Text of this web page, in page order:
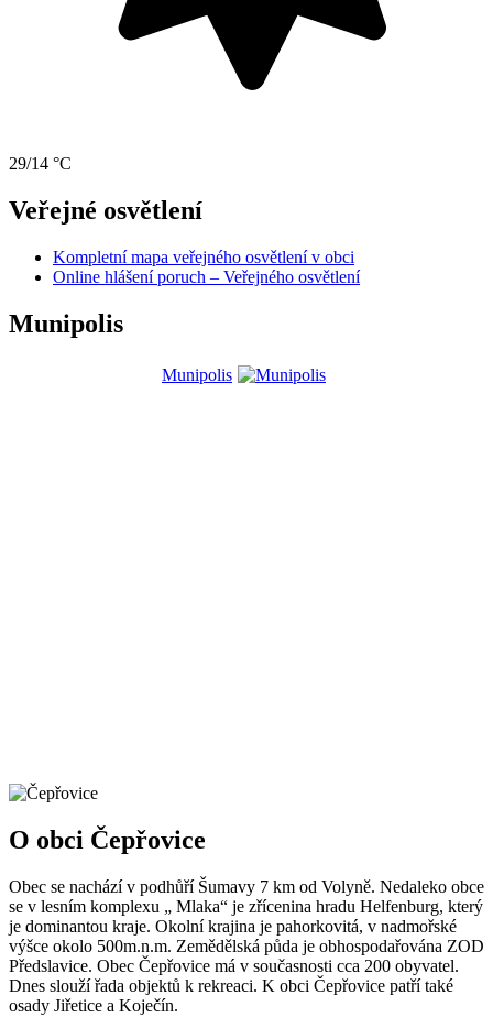
29/14 °C
Veřejné osvětlení
Kompletní mapa veřejného osvětlení v obci
Online hlášení poruch – Veřejného osvětlení
Munipolis
Munipolis
O obci Čepřovice
Obec se nachází v podhůří Šumavy 7 km od Volyně. Nedaleko obce
se v lesním komplexu „ Mlaka“ je zřícenina hradu Helfenburg, který
je dominantou kraje. Okolní krajina je pahorkovitá, v nadmořské
výšce okolo 500m.n.m. Zemědělská půda je obhospodařována ZOD
Předslavice. Obec Čepřovice má v současnosti cca 200 obyvatel.
Dnes slouží řada objektů k rekreaci. K obci Čepřovice patří také
osady Jiřetice a Koječín.